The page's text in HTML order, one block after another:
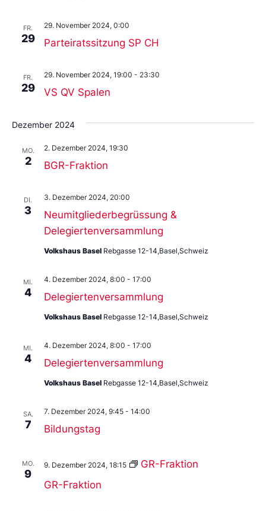
FR.
29 Parteiratssitzung SP CH
29. November 2024, 0:00
FR.
29 VS QV Spalen
29. November 2024, 19:00 - 23:30
Dezember 2024
MO.
2 BGR-Fraktion
2. Dezember 2024, 19:30
DI.
3
Neumitgliederbegrüssung &
Delegiertenversammlung
3. Dezember 2024, 20:00
Volkshaus Basel Rebgasse 12-14,Basel,Schweiz
MI.
4 Delegiertenversammlung
4. Dezember 2024, 8:00 - 17:00
Volkshaus Basel Rebgasse 12-14,Basel,Schweiz
MI.
4 Delegiertenversammlung
4. Dezember 2024, 8:00 - 17:00
Volkshaus Basel Rebgasse 12-14,Basel,Schweiz
SA.
7 Bildungstag
7. Dezember 2024, 9:45 - 14:00
MO.
9
GR-Fraktion
9. Dezember 2024, 18:15 GR-Fraktion